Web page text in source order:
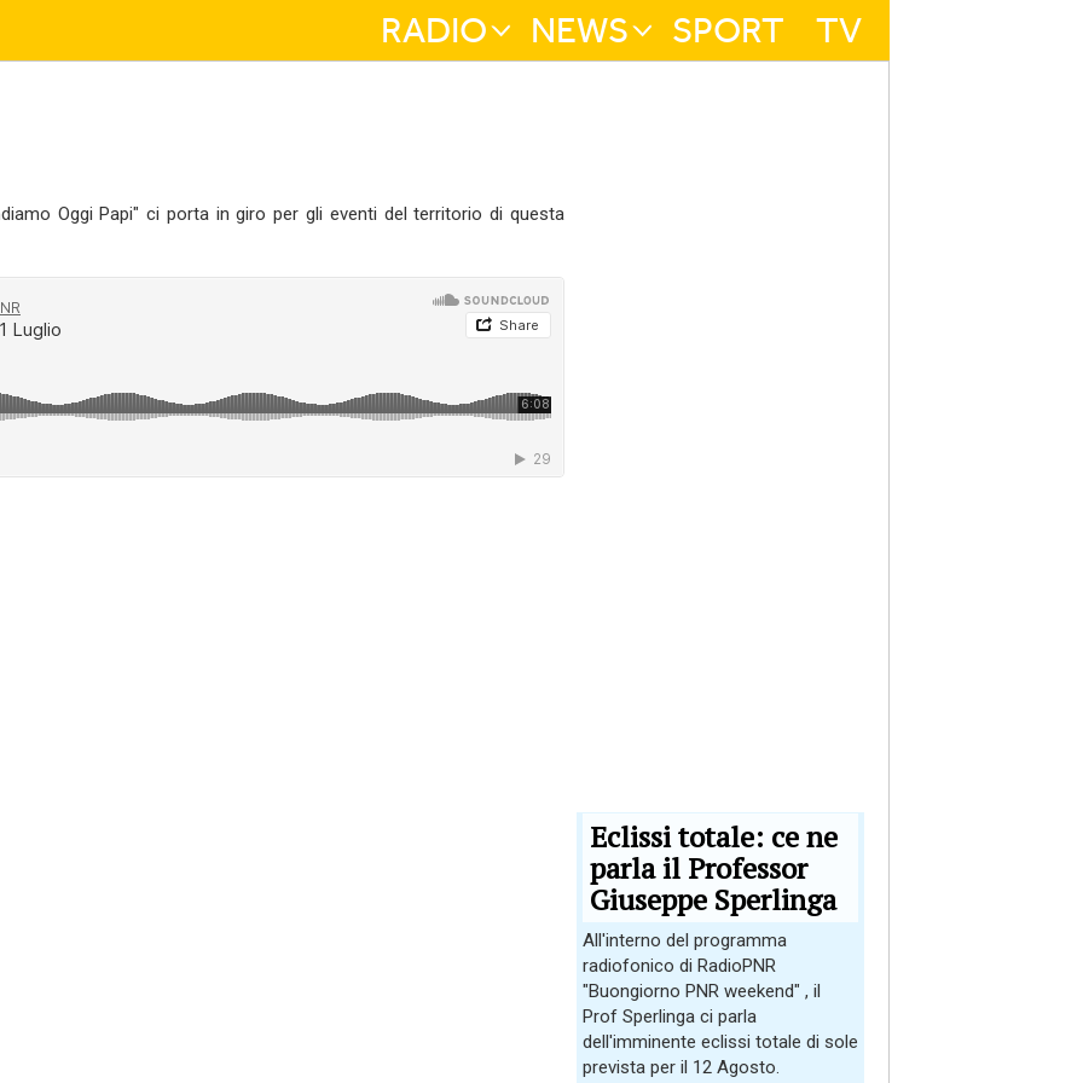
RADIO NEWS SPORT TV
Oggi Papi" ci porta in giro per gli eventi del territorio di questa
Eclissi totale: ce ne
parla il Professor
Giuseppe Sperlinga
All'interno del programma
radiofonico di RadioPNR
"Buongiorno PNR weekend" , il
Prof Sperlinga ci parla
dell'imminente eclissi totale di sole
prevista per il 12 Agosto.